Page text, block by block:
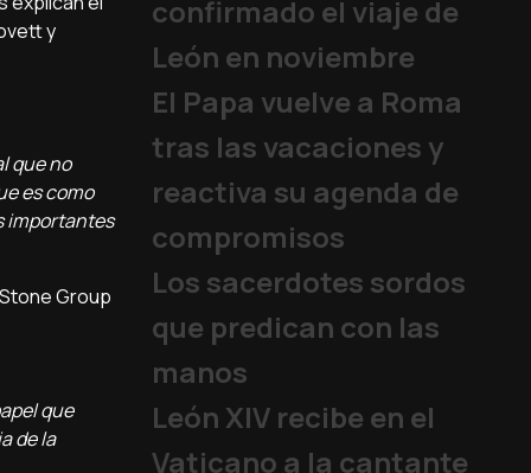
y
que no
es como
importantes
Group
que
de la
confirmado el viaje de
León en noviembre
El Papa vuelve a Roma
tras las vacaciones y
reactiva su agenda de
compromisos
Los sacerdotes sordos
que predican con las
manos
León XIV recibe en el
Vaticano a la cantante